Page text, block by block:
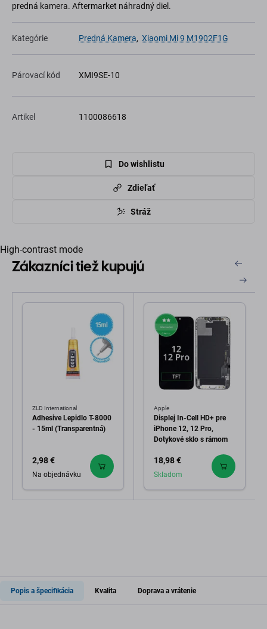
predná kamera. Aftermarket náhradný diel.
Kategórie Predná Kamera, Xiaomi Mi 9 M1902F1G
Párovací kód XMI9SE-10
Artikel 1100086618
Do wishlistu
Zdieľať
Stráž
High-contrast mode
Zákazníci tiež kupujú
ZLD International
Adhesive Lepidlo T-8000
- 15ml (Transparentná)
2,98 €
Na objednávku
Apple
Displej In-Cell HD+ pre
iPhone 12, 12 Pro,
Dotykové sklo s rámom
18,98 €
Skladom
Popis a špecifikácia Kvalita Doprava a vrátenie